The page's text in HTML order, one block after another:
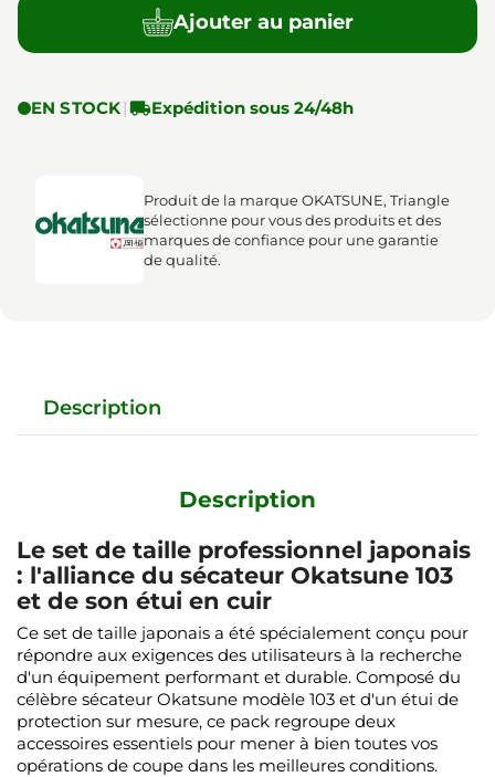
Ajouter au panier
EN STOCK |Expédition sous 24/48h
Produit de la marque OKATSUNE, Triangle
sélectionne pour vous des produits et des
marques de confiance pour une garantie
de qualité.
Description
Description
Le set de taille professionnel japonais
: l'alliance du sécateur Okatsune 103
et de son étui en cuir
Ce set de taille japonais a été spécialement conçu pour
répondre aux exigences des utilisateurs à la recherche
d'un équipement performant et durable. Composé du
célèbre sécateur Okatsune modèle 103 et d'un étui de
protection sur mesure, ce pack regroupe deux
accessoires essentiels pour mener à bien toutes vos
opérations de coupe dans les meilleures conditions.